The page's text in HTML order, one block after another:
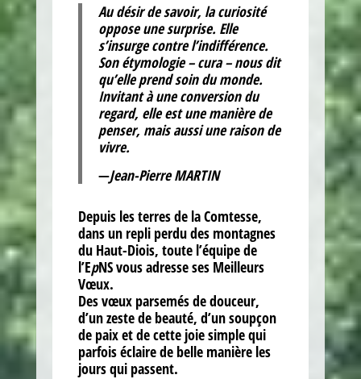
Au désir de savoir, la curiosité
oppose une surprise. Elle
s’insurge contre l’indifférence.
Son étymologie – cura – nous dit
qu’elle prend soin du monde.
Invitant à une conversion du
regard, elle est une manière de
penser, mais aussi une raison de
vivre.
—Jean-Pierre MARTIN
Depuis les terres de la Comtesse,
dans un repli perdu des montagnes
du Haut-Diois, toute l’équipe de
l’EpNS vous adresse ses Meilleurs
Vœux.
Des vœux parsemés de douceur,
d’un zeste de beauté, d’un soupçon
de paix et de cette joie simple qui
parfois éclaire de belle manière les
jours qui passent.